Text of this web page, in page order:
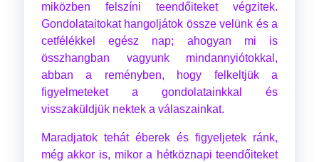
miközben felszíni teendőiteket végzitek.
Gondolataitokat hangoljátok össze velünk és a
cetfélékkel egész nap; ahogyan mi is
összhangban vagyunk mindannyiótokkal,
abban a reményben, hogy felkeltjük a
figyelmeteket a gondolatainkkal és
visszaküldjük nektek a válaszainkat.
Maradjatok tehát éberek és figyeljetek ránk,
még akkor is, mikor a hétköznapi teendőiteket